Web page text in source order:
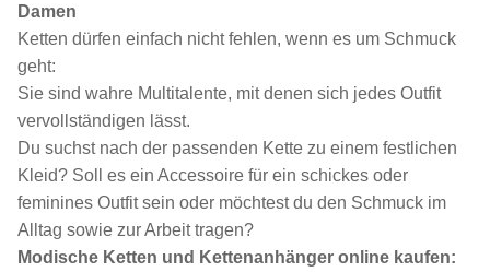
Damen
Ketten dürfen einfach nicht fehlen, wenn es um Schmuck
geht:
Sie sind wahre Multitalente, mit denen sich jedes Outfit
vervollständigen lässt.
Du suchst nach der passenden Kette zu einem festlichen
Kleid? Soll es ein Accessoire für ein schickes oder
feminines Outfit sein oder möchtest du den Schmuck im
Alltag sowie zur Arbeit tragen?
Modische Ketten und Kettenanhänger online kaufen: